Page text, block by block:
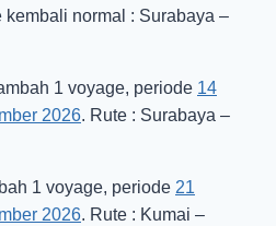
kembali normal : Surabaya –
1 voyage, periode 14
2026. Rute : Surabaya –
1 voyage, periode 21
2026. Rute : Kumai –